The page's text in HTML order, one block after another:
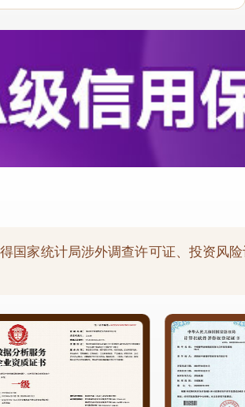
良好的职业性和服务意识，希望能在
的合作中保持...
国家统计局涉外调查许可证、投资风